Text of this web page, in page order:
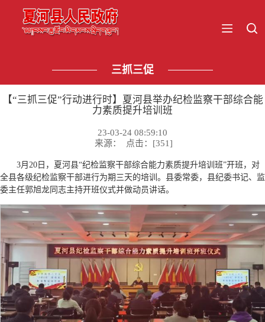
三抓三促
【“三抓三促”行动进行时】夏河县举办纪检监察干部综合能
力素质提升培训班
23-03-24 08:59:10
来源： 点击：[351]
3月20日，夏河县“纪检监察干部综合能力素质提升培训班”开班，对
全县各级纪检监察干部进行为期三天的培训。县委常委，县纪委书记、监
委主任郭旭龙同志主持开班仪式并做动员讲话。